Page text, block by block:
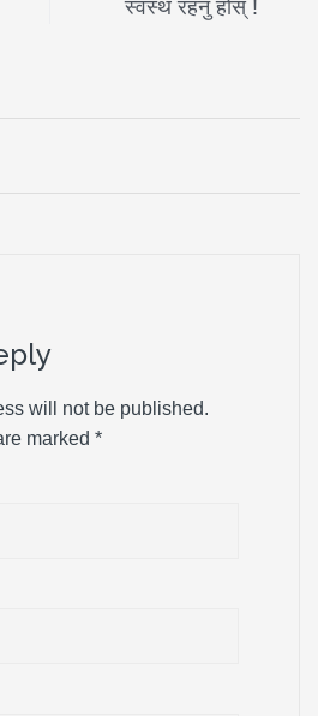
स्वस्थ रहनु हाेस् !
will not be published.
marked *